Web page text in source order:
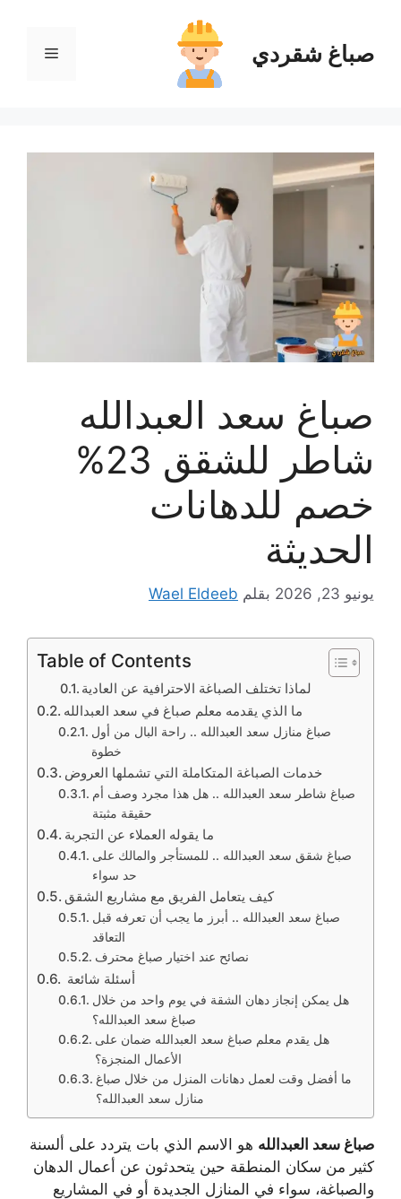
المحتوىصباغ شقردي القائمة
صباغ سعد العبدالله
شاطر للشقق 23%
خصم للدهانات
الحديثة
يونيو 23, 2026 بقلم Wael Eldeeb
Table of Contents
لماذا تختلف الصباغة الاحترافية عن العادية
ما الذي يقدمه معلم صباغ في سعد العبدالله
صباغ منازل سعد العبدالله .. راحة البال من أول
خطوة
خدمات الصباغة المتكاملة التي تشملها العروض
صباغ شاطر سعد العبدالله .. هل هذا مجرد وصف أم
حقيقة مثبتة
ما يقوله العملاء عن التجربة
صباغ شقق سعد العبدالله .. للمستأجر والمالك على
حد سواء
كيف يتعامل الفريق مع مشاريع الشقق
صباغ سعد العبدالله .. أبرز ما يجب أن تعرفه قبل
التعاقد
نصائح عند اختيار صباغ محترف
أسئلة شائعة
هل يمكن إنجاز دهان الشقة في يوم واحد من خلال
صباغ سعد العبدالله؟
هل يقدم معلم صباغ سعد العبدالله ضمان على
الأعمال المنجزة؟
ما أفضل وقت لعمل دهانات المنزل من خلال صباغ
منازل سعد العبدالله؟
صباغ سعد العبدالله هو الاسم الذي بات يتردد على ألسنة
كثير من سكان المنطقة حين يتحدثون عن أعمال الدهان
والصباغة، سواء في المنازل الجديدة أو في المشاريع